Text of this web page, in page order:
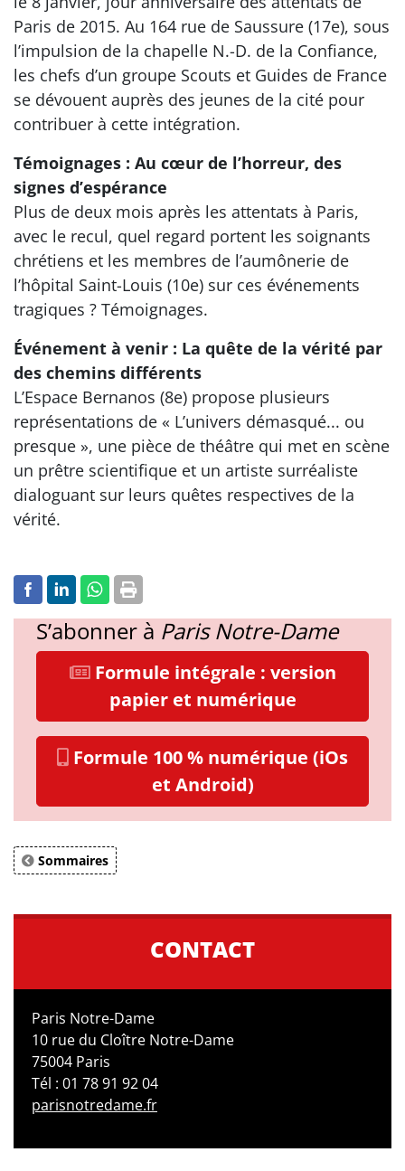
Paris de 2015. Au 164 rue de Saussure (17e), sous
l’impulsion de la chapelle N.-D. de la Confiance,
les chefs d’un groupe Scouts et Guides de France
se dévouent auprès des jeunes de la cité pour
contribuer à cette intégration.
Témoignages : Au cœur de l’horreur, des
signes d’espérance
Plus de deux mois après les attentats à Paris,
avec le recul, quel regard portent les soignants
chrétiens et les membres de l’aumônerie de
l’hôpital Saint-Louis (10e) sur ces événements
tragiques ? Témoignages.
Événement à venir : La quête de la vérité par
des chemins différents
L’Espace Bernanos (8e) propose plusieurs
représentations de « L’univers démasqué... ou
presque », une pièce de théâtre qui met en scène
un prêtre scientifique et un artiste surréaliste
dialoguant sur leurs quêtes respectives de la
vérité.
S’abonner à Paris Notre-Dame
Formule intégrale : version
papier et numérique
Formule 100 % numérique (iOs
et Android)
Sommaires
CONTACT
Paris Notre-Dame
10 rue du Cloître Notre-Dame
75004 Paris
Tél : 01 78 91 92 04
parisnotredame.fr